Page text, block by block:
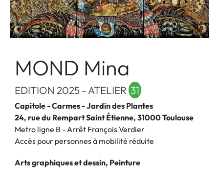
MOND Mina
EDITION 2025 - ATELIER 31
Capitole - Carmes - Jardin des Plantes
24, rue du Rempart Saint Étienne, 31000 Toulouse
Metro ligne B - Arrêt François Verdier
Accès pour personnes à mobilité réduite
Arts graphiques et dessin, Peinture